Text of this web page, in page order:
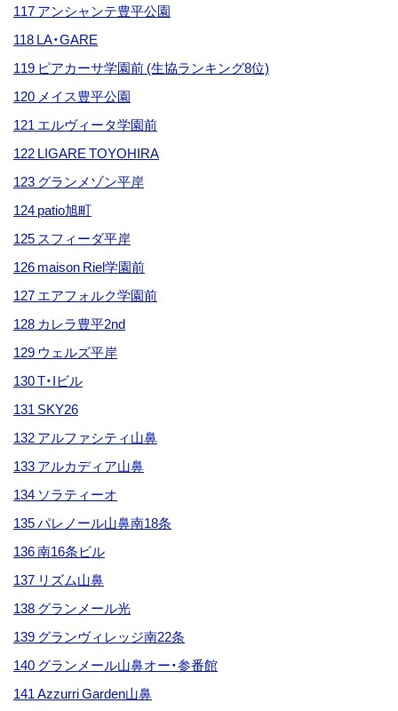
117 アンシャンテ豊平公園
118 LA・GARE
119 ピアカーサ学園前 (生協ランキング8位)
120 メイス豊平公園
121 エルヴィータ学園前
122 LIGARE TOYOHIRA
123 グランメゾン平岸
124 patio旭町
125 スフィーダ平岸
126 maison Riel学園前
127 エアフォルク学園前
128 カレラ豊平2nd
129 ウェルズ平岸
130 T・Iビル
131 SKY26
132 アルファシティ山鼻
133 アルカディア山鼻
134 ソラティーオ
135 パレノール山鼻南18条
136 南16条ビル
137 リズム山鼻
138 グランメール光
139 グランヴィレッジ南22条
140 グランメール山鼻オー・参番館
141 Azzurri Garden山鼻